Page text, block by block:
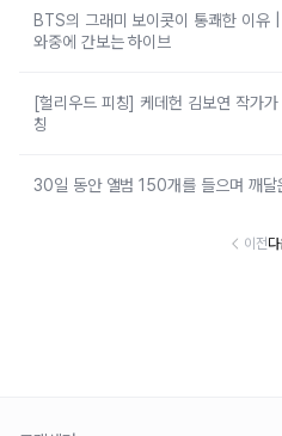
BTS의 그래미 보이콧이 통쾌한 이유
와중에 간보는 하이브
[헐리우드 피칭] 케데헌 김보연 작가
칭
30일 동안 앨범 150개를 들으며 깨달
이전